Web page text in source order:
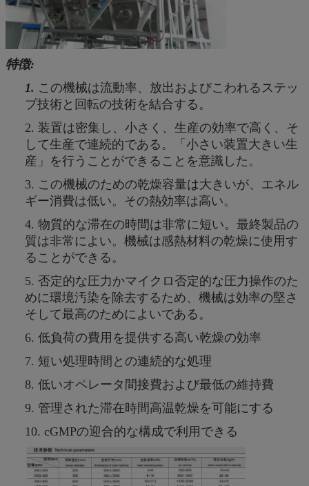
特徴:
1. この機械は流動率、放出およびこわれるステッ
プ技術と回転の技術を結合する。
2. 装置は密集し、小さく、生産の効率で高く、そ
して生産で連続的である。「小さい装置大きい生
産」を行うことができることを意識した。
3. この機械のための乾燥容量は大きいが、エネル
ギー消費は低い。その熱効率は高い。
4. 物質的な滞在の時間は非常に短い。最終製品の
質は非常によい。機械は感熱材料の乾燥に使用す
ることができる。
5. 否定的な圧力かマイクロ否定的な圧力操作のた
めに環境汚染を除去するため、機械は効率の堅さ
そして最高のためによいである。
6. 低負荷の費用を提供する高い乾燥の効率
7. 短い処理時間との連続的な処理
8. 低いオペレータ間接費および最低の維持費
9. 管理された滞在時間高温乾燥を可能にする
10. cGMPの迎合的な構成で利用できる